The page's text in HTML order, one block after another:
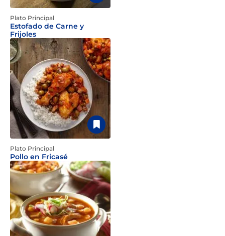
Plato Principal
Estofado de Carne y
Frijoles
Plato Principal
Pollo en Fricasé